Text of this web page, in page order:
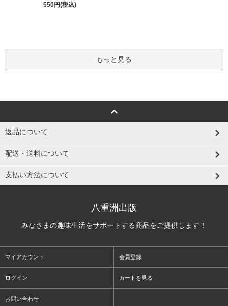
550円(税込)
もっと見る
返品について
配送・送料について
支払い方法について
八重洲出版
みなさまの趣味生活をサポートする商品をご提供します！
マイアカウント 会員登録
ログイン カートを見る
お問い合わせ